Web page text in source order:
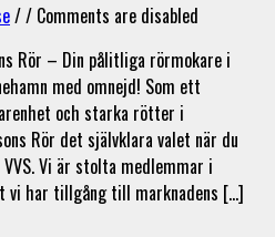
/ / Comments are disabled
Rör – Din pålitliga rörmokare i
med omnejd! Som ett
och starka rötter i
Rör det självklara valet när du
Vi är stolta medlemmar i
vi har tillgång till marknadens […]